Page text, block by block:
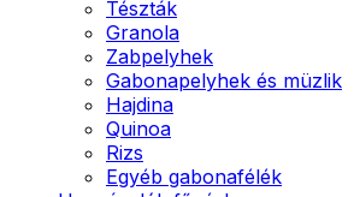
Tészták
Granola
Zabpelyhek
Gabonapelyhek és müzlik
Hajdina
Quinoa
Rizs
Egyéb gabonafélék